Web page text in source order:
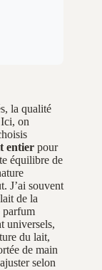
la qualité
on
entier pour
équilibre de
J’ai souvent
de la
parfum
universels,
du lait,
de main
selon